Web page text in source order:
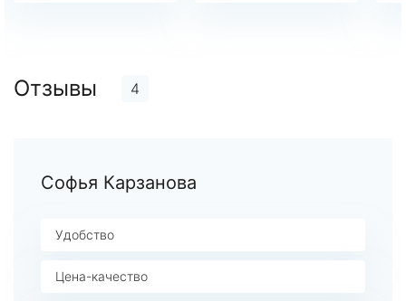
Отзывы 4
Софья Карзанова
Удобство
Цена-качество